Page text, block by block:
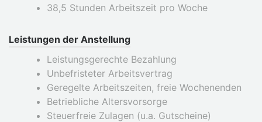
38,5 Stunden Arbeitszeit pro Woche
Leistungen der Anstellung
Leistungsgerechte Bezahlung
Unbefristeter Arbeitsvertrag
Geregelte Arbeitszeiten, freie Wochenenden
Betriebliche Altersvorsorge
Steuerfreie Zulagen (u.a. Gutscheine)